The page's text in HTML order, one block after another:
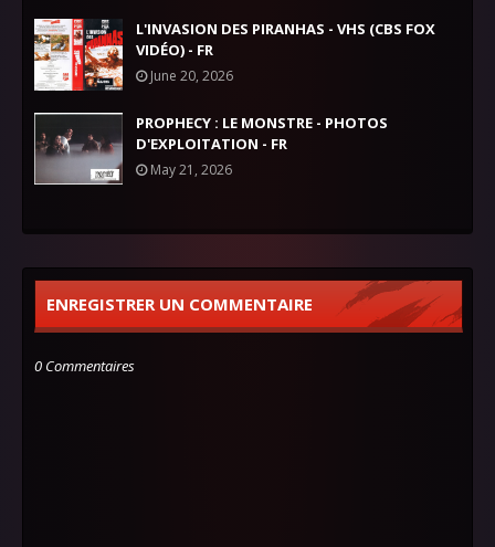
L'INVASION DES PIRANHAS - VHS (CBS FOX
VIDÉO) - FR
June 20, 2026
PROPHECY : LE MONSTRE - PHOTOS
D'EXPLOITATION - FR
May 21, 2026
ENREGISTRER UN COMMENTAIRE
0 Commentaires